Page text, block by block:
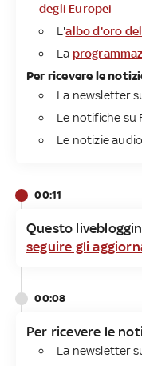
degli Europei
L'albo d'oro
La
Per ricevere le
La newsletter
Le notifiche su
Le notizie
00:11
Questo
seguire gli
00:08
​Per ricevere le
La newsletter